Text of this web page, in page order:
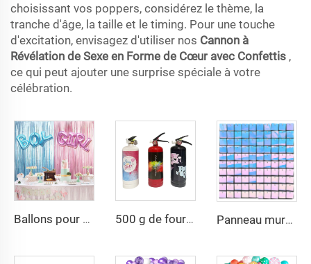
choisissant vos poppers, considérez le thème, la
tranche d'âge, la taille et le timing. Pour une touche
d'excitation, envisagez d'utiliser nos Cannon à
Révélation de Sexe en Forme de Cœur avec Confettis ,
ce qui peut ajouter une surprise spéciale à votre
célébration.
Ballons pour Baby Shower et Révélation du Sexe du Bébé, Rideaux en Aluminium, Fournitures de Décoration 500 g de fournitures pour révélation du sexe avec poudre, bouteilles aérosols, extincteur en poudre, accessoires de fête, aérosol festif Panneau mural scintillant à paillettes, fond photo à effet bling, arrière-plan pour décorations d'anniversaire, mariage, fiançailles, anniversaire